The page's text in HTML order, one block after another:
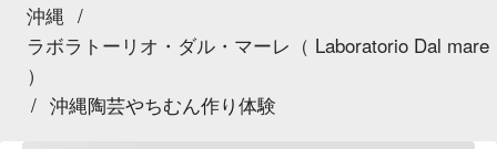
沖縄 /
ラボラトーリオ・ダル・マーレ（ Laboratorio Dal mare
）
/ 沖縄陶芸やちむん作り体験